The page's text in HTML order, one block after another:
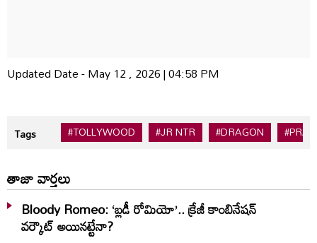
Updated Date - May 12 , 2026 | 04:58 PM
Tags #TOLLYWOOD #JR NTR #DRAGON
తాజా వార్తలు
Bloody Romeo: ‘బ్లడీ రోమియో’.. క్రేజీ కాంబినేషన్
వర్కౌట్ అయినట్టేనా?